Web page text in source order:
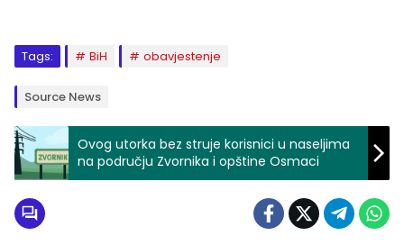
Tags: BiH obavjestenje
Source News
Ovog utorka bez struje korisnici u naseljima
na području Zvornika i opštine Osmaci